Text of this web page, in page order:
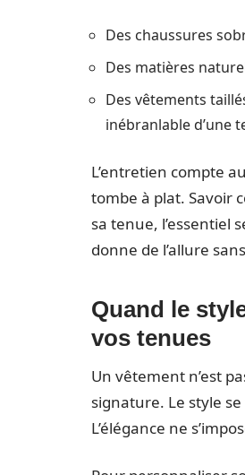
Des chaussures
Des matières
Des vêtements
inébranlable d’une
L’entretien compte
tombe à plat. Savoir
sa tenue, l’essentiel
donne de l’allure
Quand le
vos tenues
Un vêtement n’est
signature. Le style
L’élégance ne